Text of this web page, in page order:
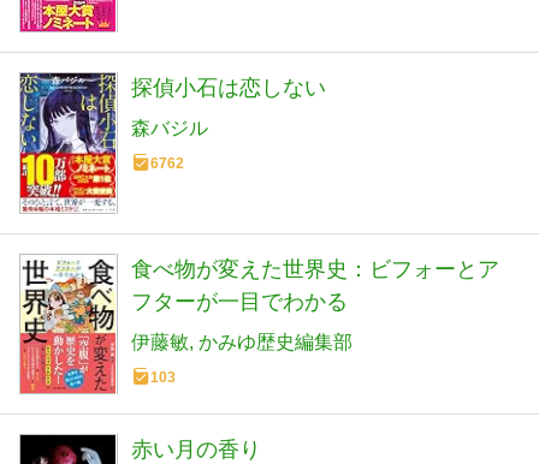
探偵小石は恋しない
森バジル
6762
食べ物が変えた世界史：ビフォーとア
フターが一目でわかる
伊藤敏 かみゆ歴史編集部
103
赤い月の香り